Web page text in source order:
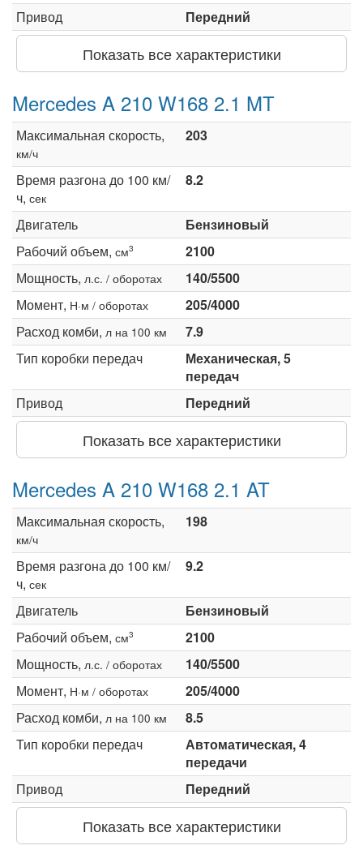
Привод
Передний
Показать все характеристики
Mercedes A 210 W168 2.1 MT
Максимальная скорость,
км/ч
203
Время разгона до 100 км/
ч, сек
8.2
Двигатель
Бензиновый
Рабочий объем, см3
2100
Мощность, л.с. / оборотах
140/5500
Момент, Н·м / оборотах
205/4000
Расход комби, л на 100 км
7.9
Тип коробки передач
Механическая, 5
передач
Привод
Передний
Показать все характеристики
Mercedes A 210 W168 2.1 AT
Максимальная скорость,
км/ч
198
Время разгона до 100 км/
ч, сек
9.2
Двигатель
Бензиновый
Рабочий объем, см3
2100
Мощность, л.с. / оборотах
140/5500
Момент, Н·м / оборотах
205/4000
Расход комби, л на 100 км
8.5
Тип коробки передач
Автоматическая, 4
передачи
Привод
Передний
Показать все характеристики